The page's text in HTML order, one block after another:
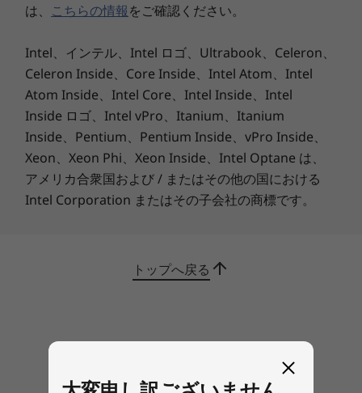
ビジネスPCに求められる高い信頼性と耐久性の
返しています。実際の使用状況に即したテストを
実施し、Tinyシリーズは全てアメリカ国防総省の
制定したMIL規格テストに対応。ライフサイクル
オプティカルドライブ
る選択) ※内蔵ではありません。 注2
最大搭載オプティカルドライブ数
最大 x 1
ビデオカード
CPU内蔵 (インテル® UHD グラフィックス630 / インテル
® UHD グラフィックス610)
ル：3840x2160 (1,677万色)
Type-C x 1(USB3.1データ転送/外部へ最大4.5W給電機能)
10-USB3.1 Gen1
11-HDMI
12-USB3.1 Gen1
13- USB 3.1 Gen2
は、 こちらの情報をご確認ください。
Intel、インテル、Intel ロゴ、Ultrabook、Celeron、
Celeron Inside、Core Inside、Intel Atom、Intel
Atom Inside、Intel Core、Intel Inside、Intel
Inside ロゴ、Intel vPro、Itanium、Itanium
Inside、Pentium、Pentium Inside、vPro Inside、
Xeon、Xeon Phi、Xeon Inside、Intel Optane は、
アメリカ合衆国および / またはその他の国における
Intel Corporation またはその子会社の商標です。
トップへ戻る